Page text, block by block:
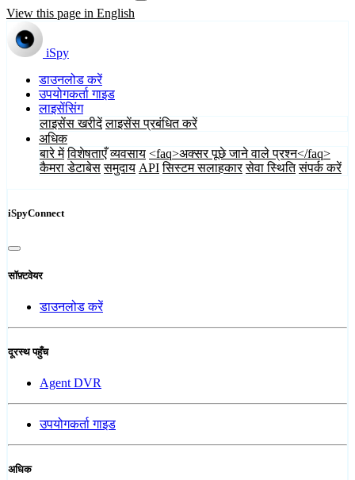
View this page in English
iSpy
डाउनलोड करें
उपयोगकर्ता गाइड
लाइसेंसिंग
लाइसेंस खरीदें लाइसेंस प्रबंधित करें
अधिक
बारे में विशेषताएँ व्यवसाय <faq>अक्सर पूछे जाने वाले प्रश्न</faq>
कैमरा डेटाबेस समुदाय API सिस्टम सलाहकार सेवा स्थिति संपर्क करें
iSpyConnect
सॉफ़्टवेयर
डाउनलोड करें
दूरस्थ पहुँच
Agent DVR
उपयोगकर्ता गाइड
अधिक